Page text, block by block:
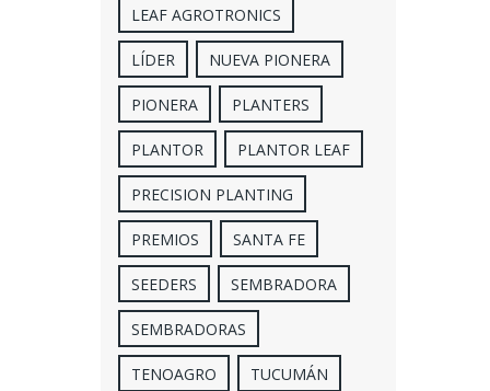
LEAF AGROTRONICS
LÍDER NUEVA PIONERA
PIONERA PLANTERS
PLANTOR PLANTOR LEAF
PRECISION PLANTING
PREMIOS SANTA FE
SEEDERS SEMBRADORA
SEMBRADORAS
TENOAGRO TUCUMÁN